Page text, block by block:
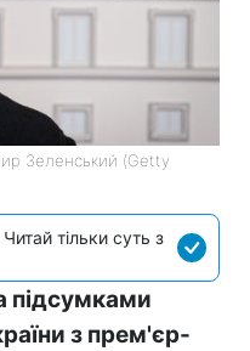
Зеленський (Getty
тільки суть з
підсумками
з прем'єр-